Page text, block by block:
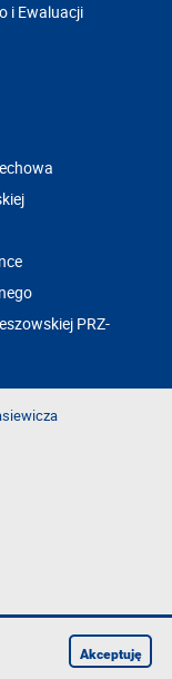
i Ewaluacji
PRZ-
Akceptuję